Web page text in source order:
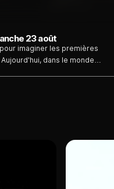
23 août
imaginer les premières
dans le monde